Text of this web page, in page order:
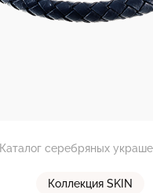
Каталог серебряных
Коллекция SKIN